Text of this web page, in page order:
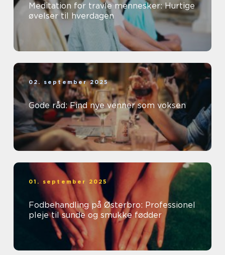
Meditation for travle mennesker: Hurtige
øvelser til hverdagen
02. september 2025
Gode råd: Find nye venner som voksen
01. september 2025
Fodbehandling på Østerbro: Professionel
pleje til sunde og smukke fødder